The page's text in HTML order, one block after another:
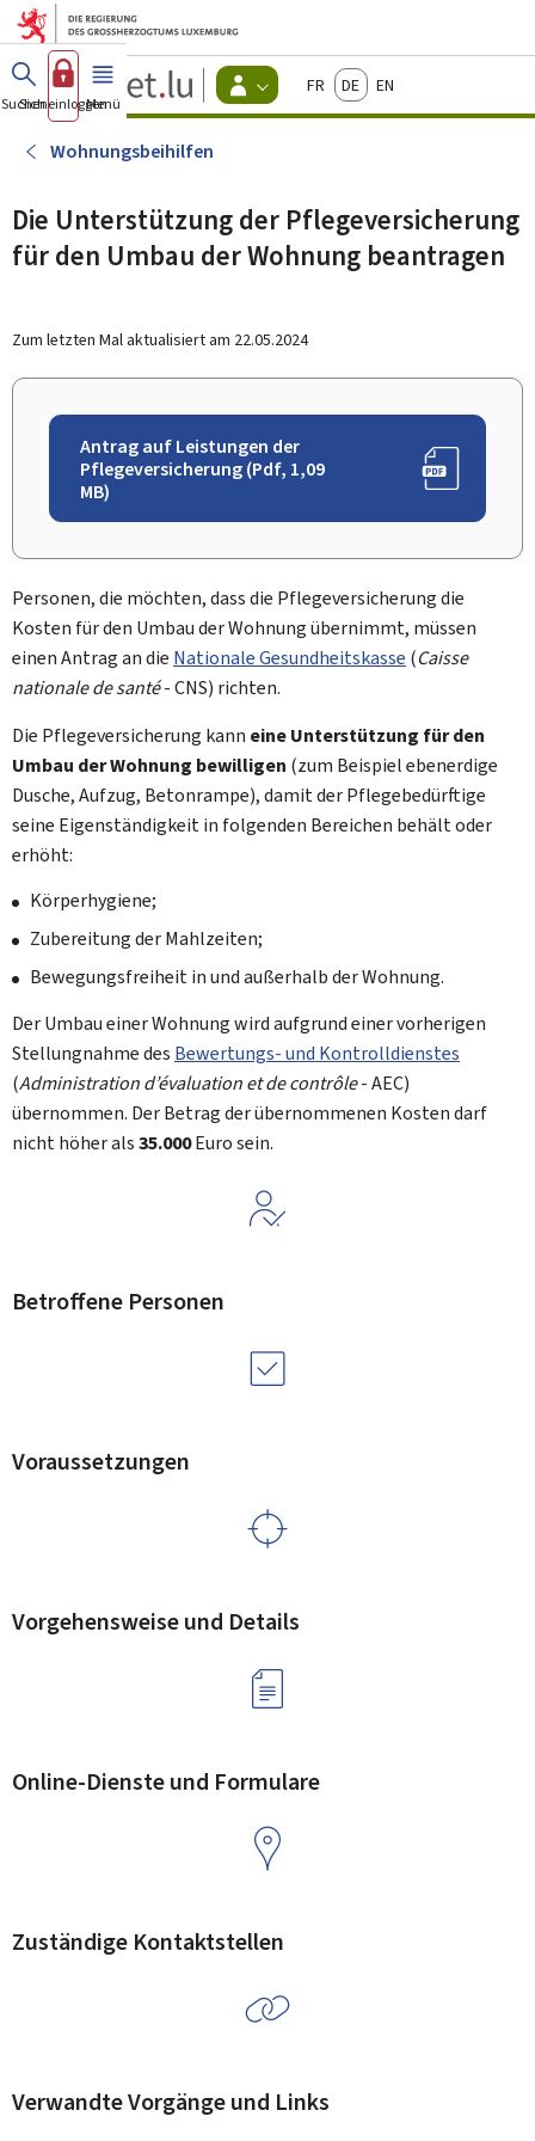
Zum Hauptmenü
Zum Inhalt
Guichet.lu
Changer
d'espace
actif
FrançaisDeutschEnglish
Suchen
Sich einloggen
Menü Haupt-
Wohnungsbeihilfen
Die Unterstützung der Pflegeversicherung
für den Umbau der Wohnung beantragen
Zum letzten Mal aktualisiert am 22.05.2024
Antrag auf Leistungen der
Pflegeversicherung (Pdf, 1,09
MB)
Personen, die möchten, dass die Pflegeversicherung die
Kosten für den Umbau der Wohnung übernimmt, müssen
einen Antrag an die Nationale Gesundheitskasse (Caisse
nationale de santé- CNS) richten.
Die Pflegeversicherung kann eine Unterstützung für den
Umbau der Wohnung bewilligen (zum Beispiel ebenerdige
Dusche, Aufzug, Betonrampe), damit der Pflegebedürftige
seine Eigenständigkeit in folgenden Bereichen behält oder
erhöht:
Körperhygiene;
Zubereitung der Mahlzeiten;
Bewegungsfreiheit in und außerhalb der Wohnung.
Der Umbau einer Wohnung wird aufgrund einer vorherigen
Stellungnahme des Bewertungs- und Kontrolldienstes
(Administration d’évaluation et de contrôle- AEC)
übernommen. Der Betrag der übernommenen Kosten darf
nicht höher als35.000Euro sein.
Betroffene Personen
Voraussetzungen
Vorgehensweise und Details
Online-Dienste und Formulare
Zuständige Kontaktstellen
Verwandte Vorgänge und Links